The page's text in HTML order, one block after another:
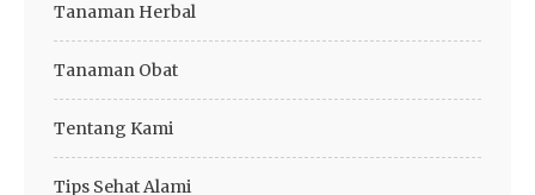
Tanaman Herbal
Tanaman Obat
Tentang Kami
Tips Sehat Alami